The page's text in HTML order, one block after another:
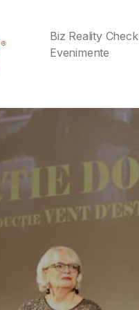
Biz Reality Check
Evenimente